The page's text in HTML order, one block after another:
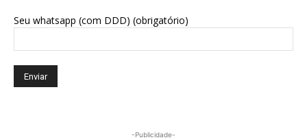
Seu whatsapp (com DDD) (obrigatório)
-Publicidade-